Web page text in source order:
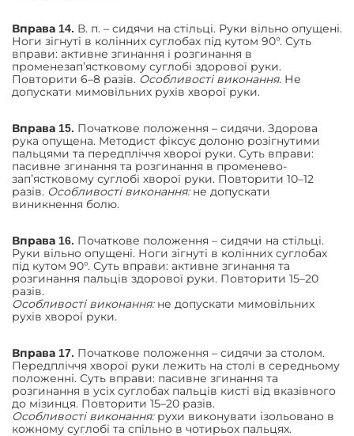
Вправа 14. В. п. – сидячи на стільці. Руки вільно опущені.
Ноги зігнуті в колінних суглобах під кутом 90°. Суть
вправи: активне згинання і розгинання в
променезап’ястковому суглобі здорової руки.
Повторити 6–8 разів. Особливості виконання. Не
допускати мимовільних рухів хворої руки.
Вправа 15. Початкове положення – сидячи. Здорова
рука опущена. Методист фіксує долоню розігнутими
пальцями та передпліччя хворої руки. Суть вправи:
пасивне згинання та розгинання в променево-
зап’ястковому суглобі хворої руки. Повторити 10–12
разів. Особливості виконання:не допускати
виникнення болю.
Вправа 16. Початкове положення – сидячи на стільці.
Руки вільно опущені. Ноги зігнуті в колінних суглобах
під кутом 90°. Суть вправи: активне згинання та
розгинання пальців здорової руки. Повторити 15–20
разів.
Особливості виконання:не допускати мимовільних
рухів хворої руки.
Вправа 17. Початкове положення – сидячи за столом.
Передпліччя хворої руки лежить на столі в середньому
положенні. Суть вправи: пасивне згинання та
розгинання в усіх суглобах пальців кисті від вказівного
до мізинця. Повторити 15–20 разів.
Особливості виконання:рухи виконувати ізольовано в
кожному суглобі та спільно в чотирьох пальцях.